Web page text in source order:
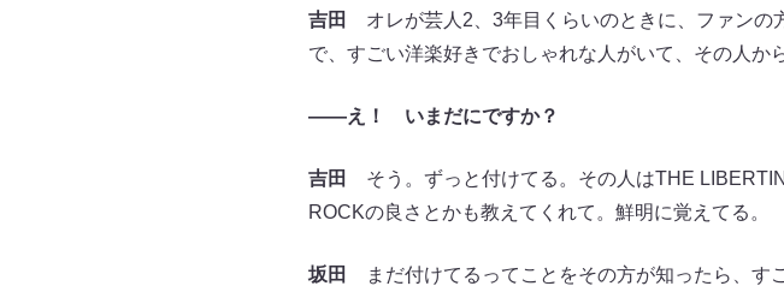
吉田
オレが芸人2、3年目くらいのときに、ファンの
で、すごい洋楽好きでおしゃれな人がいて、その人か
――え！ いまだにですか？
吉田
そう。ずっと付けてる。その人はTHE
ROCKの良さとかも教えてくれて。鮮明に覚えてる。
坂田 まだ付けてるってことをその方が知ったら、す